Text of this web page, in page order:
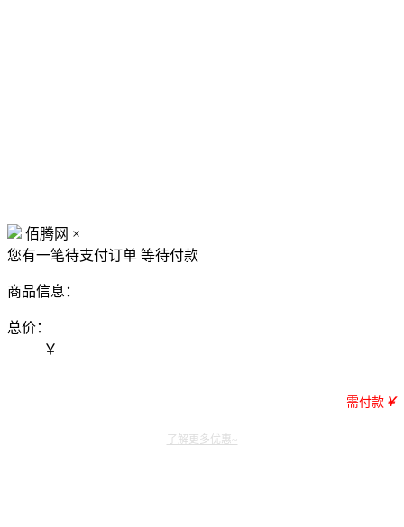
佰腾网 ×
您有一笔待支付订单 等待付款
商品信息：
总价：
￥
需付款 ￥
了解更多优惠~